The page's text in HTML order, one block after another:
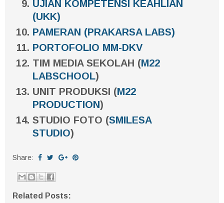
UJIAN KOMPETENSI KEAHLIAN
(UKK)
PAMERAN (PRAKARSA LABS)
PORTOFOLIO MM-DKV
TIM MEDIA SEKOLAH (M22
LABSCHOOL)
UNIT PRODUKSI (M22
PRODUCTION)
STUDIO FOTO (SMILESA
STUDIO)
Share:
Related Posts: